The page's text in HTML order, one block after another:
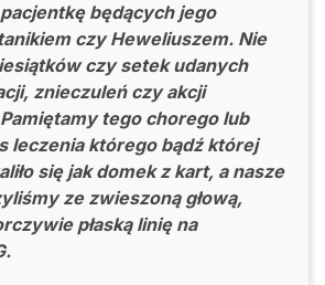
będących jego
czy Heweliuszem. Nie
czy setek udanych
znieczuleń czy akcji
tego chorego lub
leczenia którego bądź której
się jak domek z kart, a nasze
ze zwieszoną głową,
płaską linię na